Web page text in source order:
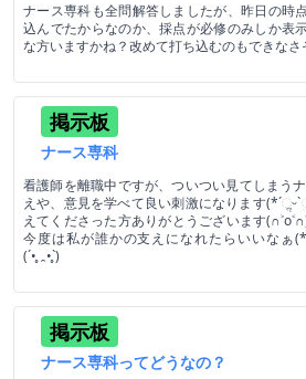
ナース専科も全問解答しましたが、昨日の時
込んでたからなのか、採点が必修のみしか表
な方いますかね？改めて打ち込むのもできなさ
掲示板
ナース専科
看護師を離職中ですが、ついつい見てしまう
えや、意見を学べて良い刺激になります
えてくださった方ありがとうございます
今度は私が誰かの支えになれたらいいなぁ
(´•̥ ̯ •̥`)
掲示板
ナース専科ってどうなの？